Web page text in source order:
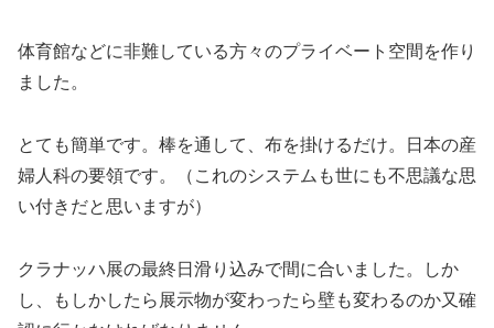
体育館などに非難している方々のプライベート空間を作り
ました。
とても簡単です。棒を通して、布を掛けるだけ。日本の産
婦人科の要領です。（これのシステムも世にも不思議な思
い付きだと思いますが）
クラナッハ展の最終日滑り込みで間に合いました。しか
し、もしかしたら展示物が変わったら壁も変わるのか又確